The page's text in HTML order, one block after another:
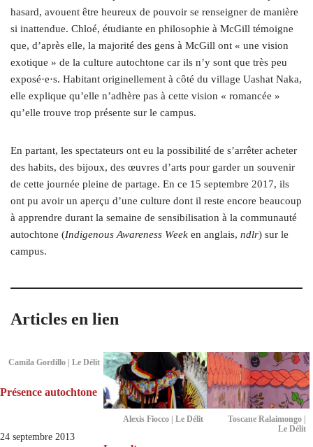
hasard, avouent être heureux de pouvoir se renseigner de manière
si inattendue. Chloé, étudiante en philosophie à McGill témoigne
que, d’après elle, la majorité des gens à McGill ont « une vision
exotique » de la culture autochtone car ils n’y sont que très peu
exposé·e·s. Habitant originellement à côté du village Uashat Naka,
elle explique qu’elle n’adhère pas à cette vision « romancée »
qu’elle trouve trop présente sur le campus.
En partant, les spectateurs ont eu la possibilité de s’arrêter acheter
des habits, des bijoux, des œuvres d’arts pour garder un souvenir
de cette journée pleine de partage. En ce 15 septembre 2017, ils
ont pu avoir un aperçu d’une culture dont il reste encore beaucoup
à apprendre durant la semaine de sensibilisation à la communauté
autochtone (Indigenous Awareness Week en anglais, ndlr) sur le
campus.
Articles en lien
Camila Gordillo | Le Délit
Présence autochtone
24 septembre 2013
Alexis Fiocco | Le Délit
Toscane Ralaimongo |
Le Délit